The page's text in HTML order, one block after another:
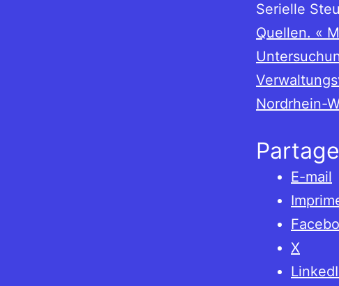
Serielle
Quellen. «
Nordrhein-
E-mail
X